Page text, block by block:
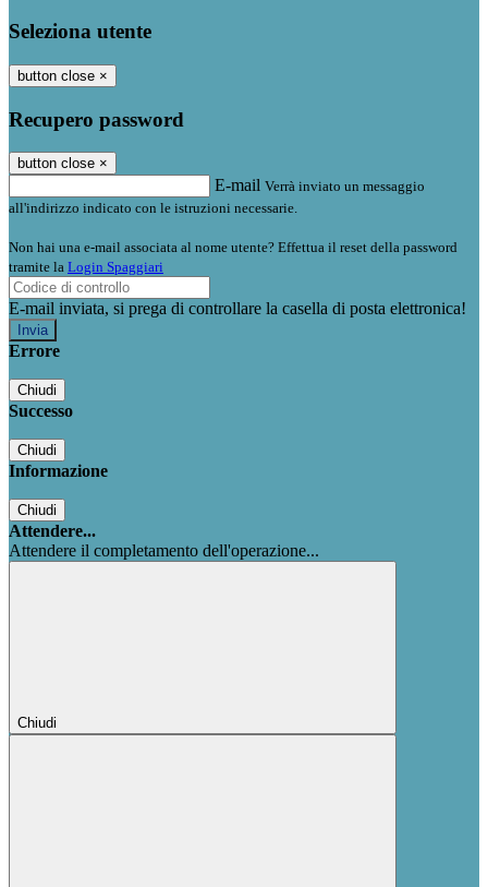
Seleziona utente
button close ×
Recupero password
button close ×
E-mail Verrà inviato un messaggio
all'indirizzo indicato con le istruzioni necessarie.
Non hai una e-mail associata al nome utente? Effettua il reset della password
tramite la Login Spaggiari
E-mail inviata, si prega di controllare la casella di posta elettronica!
Errore
Chiudi
Successo
Chiudi
Informazione
Chiudi
Attendere...
Attendere il completamento dell'operazione...
Chiudi